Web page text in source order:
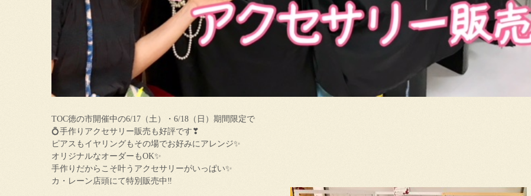
TOC徳の市開催中の6/17（土）・6/18（日）期間限定で
💍手作りアクセサリー販売も好評です❣
ピアスもイヤリングもその場でお好みにアレンジ✨
オリジナルなオーダーもOK✨
手作りだからこそ叶うアクセサリーがいっぱい✨
カ・レーン店頭にて特別販売中‼